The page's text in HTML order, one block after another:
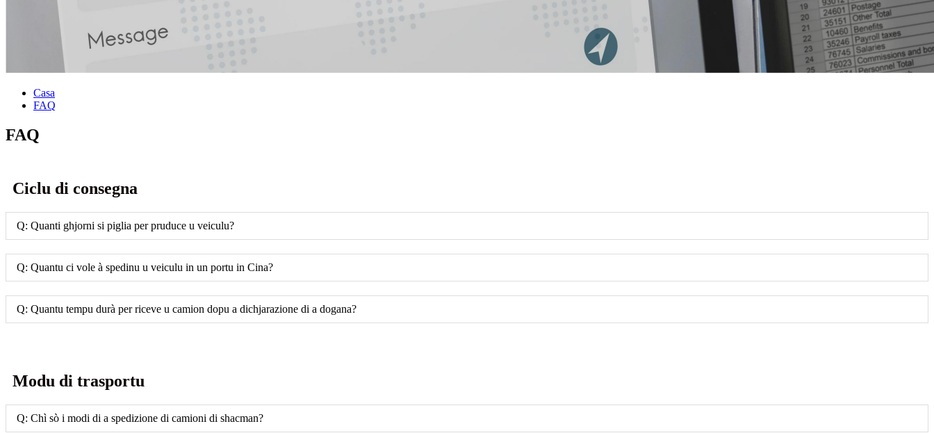
Casa
FAQ
FAQ
Ciclu di consegna
Q: Quanti ghjorni si piglia per pruduce u veiculu?
Q: Quantu ci vole à spedinu u veiculu in un portu in Cina?
Q: Quantu tempu durà per riceve u camion dopu a dichjarazione di a dogana?
Modu di trasportu
Q: Chì sò i modi di a spedizione di camioni di shacman?